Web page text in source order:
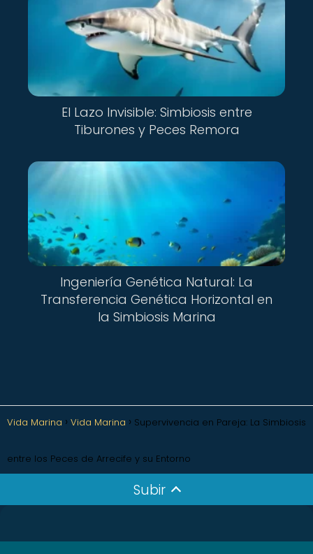
El Lazo Invisible: Simbiosis entre
Tiburones y Peces Remora
Ingeniería Genética Natural: La
Transferencia Genética Horizontal en
la Simbiosis Marina
Vida Marina Vida Marina Supervivencia en Pareja: La Simbiosis
entre los Peces de Arrecife y su Entorno
Subir